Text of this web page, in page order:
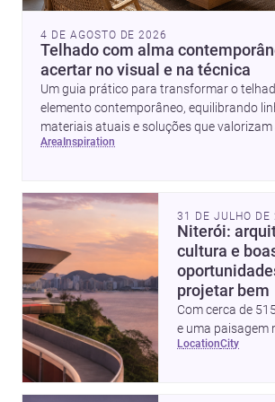
4 DE AGOSTO DE 2026
Telhado com alma
acertar no visual e na técnica
Um guia prático para transformar o
elemento contemporâneo, equilibrando
materiais atuais e soluções que
conforto da casa.
area inspiration
31 DE JULHO DE
Niterói:
cultura e
projetar bem
Com cerca de
e uma paisagem
ícones como o
location city